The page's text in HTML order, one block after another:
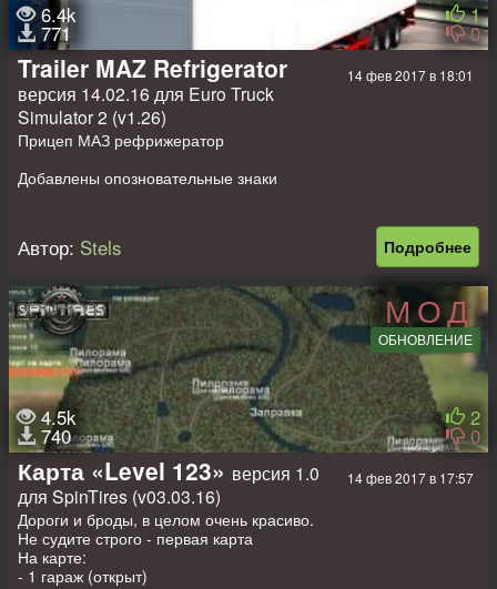
6.4k
771
1
0
14 фев 2017 в 18:01
Trailer MAZ Refrigerator
версия 14.02.16 для Euro Truck
Simulator 2 (v1.26)
Прицеп МАЗ рефрижератор
Добавлены опозновательные знаки
Подробнее
Автор: Stels
МОД
ОБНОВЛЕНИЕ
4.5k
740
2
0
14 фев 2017 в 17:57
Карта «Level 123» версия 1.0
для SpinTires (v03.03.16)
Дороги и броды, в целом очень красиво.
Не судите строго - первая карта
На карте:
- 1 гараж (открыт)